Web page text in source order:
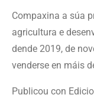
Compaxina a súa
agricultura e
dende 2019, de
venderse en máis
Publicou con